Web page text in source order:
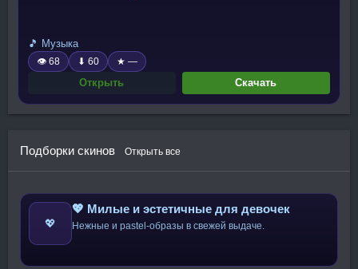
🎵 Музыка
👁 68 ⬇ 60 ★ —
Открыть Скачать
Подборки скинов Открыть все
💖
💖 Милые и эстетичные для девочек
Нежные и pastel-образы в свежей выдаче.